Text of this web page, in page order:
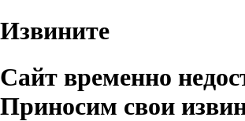
Извините
Сайт временно
Приносим свои